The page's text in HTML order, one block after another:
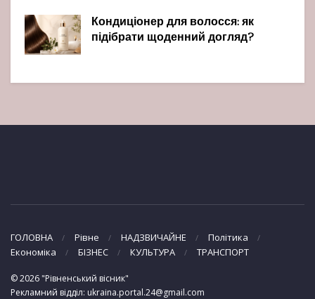
Кондиціонер для волосся: як
підібрати щоденний догляд?
ГОЛОВНА Рівне НАДЗВИЧАЙНЕ
Політика
Економіка
БІЗНЕС КУЛЬТУРА ТРАНСПОРТ
© 2026 "Рівненський вісник"
Рекламний відділ: ukraina.portal.24@gmail.com